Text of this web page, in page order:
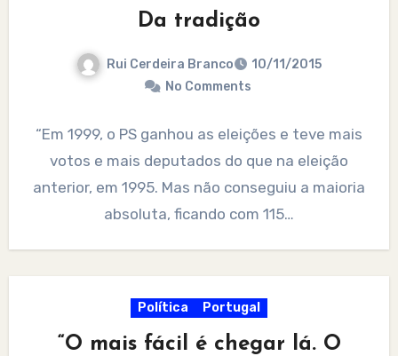
Da tradição
Rui Cerdeira Branco
10/11/2015
No Comments
“Em 1999, o PS ganhou as eleições e teve mais
votos e mais deputados do que na eleição
anterior, em 1995. Mas não conseguiu a maioria
absoluta, ficando com 115…
Política Portugal
“O mais fácil é chegar lá. O